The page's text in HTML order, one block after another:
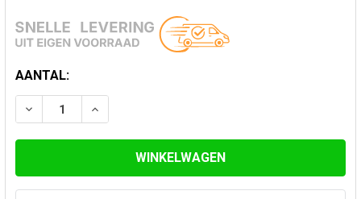
HUIDIGE
VOORRAAD:
AANTAL:
VERLAAG AANTAL VAN DIKWANDIG STALEN REDUCTIE
VERHOOG AANTAL VAN DIKWANDIG